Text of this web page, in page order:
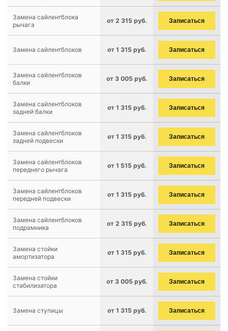
Замена сайлентблока
рычага
от 2 315 руб. Записаться
Замена сайлентблоков от 1 315 руб. Записаться
Замена сайлентблоков
балки
от 3 005 руб. Записаться
Замена сайлентблоков
задней балки
от 1 315 руб. Записаться
Замена сайлентблоков
задней подвески
от 1 315 руб. Записаться
Замена сайлентблоков
переднего рычага
от 1 515 руб. Записаться
Замена сайлентблоков
передней подвески
от 1 315 руб. Записаться
Замена сайлентблоков
подрамника
от 2 315 руб. Записаться
Замена стойки
амортизатора
от 1 315 руб. Записаться
Замена стойки
стабилизатора
от 3 005 руб. Записаться
Замена ступицы от 1 315 руб. Записаться